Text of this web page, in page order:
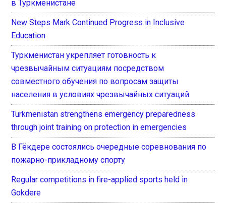
в Туркменистане
New Steps Mark Continued Progress in Inclusive
Education
Туркменистан укрепляет готовность к
чрезвычайным ситуациям посредством
совместного обучения по вопросам защиты
населения в условиях чрезвычайных ситуаций
Turkmenistan strengthens emergency preparedness
through joint training on protection in emergencies
В Гёкдере состоялись очередные соревнования по
пожарно-прикладному спорту
Regular competitions in fire-applied sports held in
Gokdere